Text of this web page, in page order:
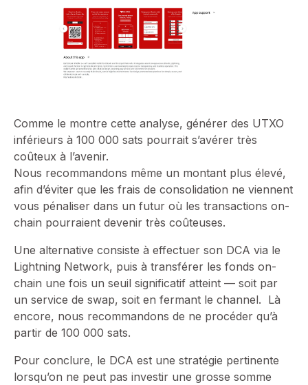
Comme le montre cette analyse, générer des UTXO
inférieurs à 100 000 sats pourrait s’avérer très
coûteux à l’avenir.
Nous recommandons même un montant plus élevé,
afin d’éviter que les frais de consolidation ne viennent
vous pénaliser dans un futur où les transactions on-
chain pourraient devenir très coûteuses.
Une alternative consiste à effectuer son DCA via le
Lightning Network, puis à transférer les fonds on-
chain une fois un seuil significatif atteint — soit par
un service de swap, soit en fermant le channel. Là
encore, nous recommandons de ne procéder qu’à
partir de 100 000 sats.
Pour conclure, le DCA est une stratégie pertinente
lorsqu’on ne peut pas investir une grosse somme